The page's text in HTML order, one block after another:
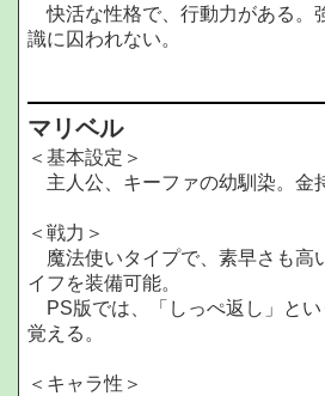
快活な性格で、行動力がある。
識に囚われない。
マリベル
＜基本設定＞
主人公、キーファの幼馴染。金
＜戦力＞
魔法使いタイプで、素早さも高
イフを装備可能。
PS版では、「しっぺ返し」とい
覚える。
＜キャラ性＞